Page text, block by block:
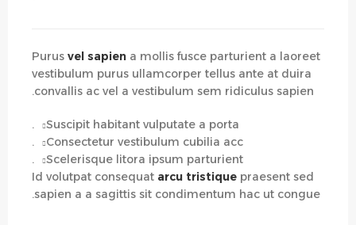
Purus vel sapien a mollis fusce parturient a laoreet
vestibulum purus ullamcorper tellus ante at duira
convallis ac vel a vestibulum sem ridiculus sapien.
Suscipit habitant vulputate a porta.
Consectetur vestibulum cubilia acc.
Scelerisque litora ipsum parturient.
Id volutpat consequat arcu tristique praesent sed
sapien a a sagittis sit condimentum hac ut congue.